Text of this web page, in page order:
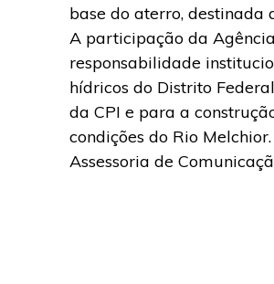
base do aterro, destinada
A participação da
responsabilidade
hídricos do Distrito
da CPI e para a
condições do Rio Melchior.
Assessoria de